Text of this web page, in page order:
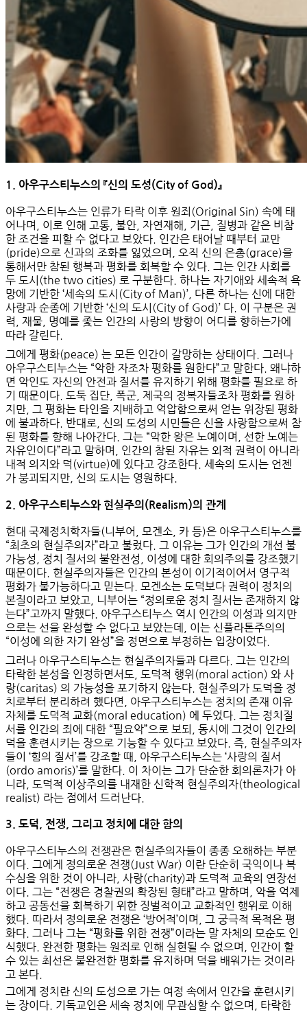
1. 아우구스티누스의 『신의 도성(City of God)』
아우구스티누스는 인류가 타락 이후 원죄(Original Sin) 속에 태
어나며, 이로 인해 고통, 불안, 자연재해, 기근, 질병과 같은 비참
한 조건을 피할 수 없다고 보았다. 인간은 태어날 때부터 교만
(pride)으로 신과의 조화를 잃었으며, 오직 신의 은총(grace)을
통해서만 참된 행복과 평화를 회복할 수 있다. 그는 인간 사회를
두 도시(the two cities) 로 구분한다. 하나는 자기애와 세속적 욕
망에 기반한 ‘세속의 도시(City of Man)’ , 다른 하나는 신에 대한
사랑과 순종에 기반한 ‘신의 도시(City of God)’ 다. 이 구분은 권
력, 재물, 명예를 좇는 인간의 사랑의 방향이 어디를 향하는가에
따라 갈린다.
그에게 평화(peace) 는 모든 인간이 갈망하는 상태이다. 그러나
아우구스티누스는 “악한 자조차 평화를 원한다”고 말한다. 왜냐하
면 악인도 자신의 안전과 질서를 유지하기 위해 평화를 필요로 하
기 때문이다. 도둑 집단, 폭군, 제국의 정복자들조차 평화를 원하
지만, 그 평화는 타인을 지배하고 억압함으로써 얻는 위장된 평화
에 불과하다. 반대로, 신의 도성의 시민들은 신을 사랑함으로써 참
된 평화를 향해 나아간다. 그는 “악한 왕은 노예이며, 선한 노예는
자유인이다”라고 말하며, 인간의 참된 자유는 외적 권력이 아니라
내적 의지와 덕(virtue)에 있다고 강조한다. 세속의 도시는 언젠
가 붕괴되지만, 신의 도시는 영원하다.
2. 아우구스티누스와 현실주의(Realism)의 관계
현대 국제정치학자들(니부어, 모겐소, 카 등)은 아우구스티누스를
“최초의 현실주의자”라고 불렀다. 그 이유는 그가 인간의 개선 불
가능성
정치 질서의 불완전성 이성에 대한 회의주의 를 강조했기
때문이다. 현실주의자들은 인간의 본성이 이기적이어서 영구적
평화가 불가능하다고 믿는다. 모겐소는 도덕보다 권력이 정치의
본질이라고 보았고, 니부어는 “정의로운 정치 질서는 존재하지 않
는다”고까지 말했다. 아우구스티누스 역시 인간의 이성과 의지만
으로는 선을 완성할 수 없다고 보았는데, 이는 신플라톤주의의
“이성에 의한 자기 완성”을 정면으로 부정하는 입장이었다.
그러나 아우구스티누스는 현실주의자들과 다르다. 그는 인간의
타락한 본성을 인정하면서도,
도덕적 행위(moral action) 와 사
랑(caritas) 의 가능성을 포기하지 않는다. 현실주의가 도덕을 정
치로부터 분리하려 했다면, 아우구스티누스는 정치의 존재 이유
자체를 도덕적 교화(moral education) 에 두었다. 그는 정치질
서를 인간의 죄에 대한 “필요악”으로 보되, 동시에 그것이 인간의
덕을 훈련시키는 장으로 기능할 수 있다고 보았다. 즉, 현실주의자
들이 ‘힘의 질서’를 강조할 때, 아우구스티누스는 ‘사랑의 질서
(ordo amoris)’를 말한다. 이 차이는 그가 단순한 회의론자가 아
니라,
도덕적 이상주의를 내재한 신학적 현실주의자(theological
realist) 라는 점에서 드러난다.
3. 도덕, 전쟁, 그리고 정치에 대한 함의
아우구스티누스의 전쟁관은 현실주의자들이 종종 오해하는 부분
이다. 그에게 정의로운 전쟁(Just War) 이란 단순히 국익이나 복
수심을 위한 것이 아니라, 사랑(charity)과 도덕적 교육의 연장선
이다. 그는 “전쟁은 경찰권의 확장된 형태”라고 말하며, 악을 억제
하고 공동선을 회복하기 위한 징벌적이고 교화적인 행위 로 이해
했다. 따라서 정의로운 전쟁은 ‘방어적’이며, 그 궁극적 목적은 평
화다. 그러나 그는 “평화를 위한 전쟁”이라는 말 자체의 모순도 인
식했다. 완전한 평화는 원죄로 인해 실현될 수 없으며, 인간이 할
수 있는 최선은 불완전한 평화를 유지하며 덕을 배워가는 것이라
고 본다.
그에게 정치란 신의 도성으로 가는 여정 속에서 인간을 훈련시키
는 장이다. 기독교인은 세속 정치에 무관심할 수 없으며, 타락한